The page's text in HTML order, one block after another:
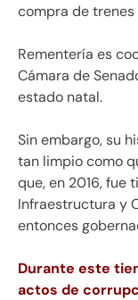
compra de trenes
Rementería es
Cámara de
estado natal.
Sin embargo, su
tan limpio como
que, en 2016, fue
Infraestructura y
entonces
Durante este
actos de